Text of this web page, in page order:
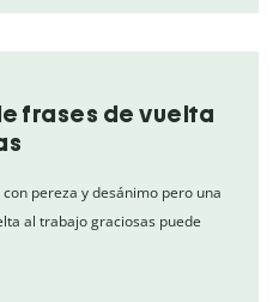
frases de vuelta
pereza y desánimo pero una
al trabajo graciosas puede